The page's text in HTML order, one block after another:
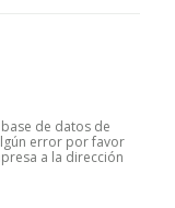
de datos de
error por favor
a la dirección